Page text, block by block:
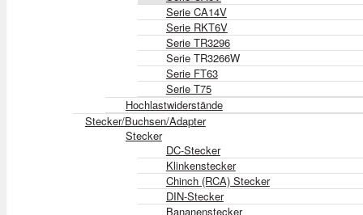
Serie CA14V
Serie RKT6V
Serie TR3296
Serie TR3266W
Serie FT63
Serie T75
Hochlastwiderstände
Stecker/Buchsen/Adapter
Stecker
DC-Stecker
Klinkenstecker
Chinch (RCA) Stecker
DIN-Stecker
Bananenstecker